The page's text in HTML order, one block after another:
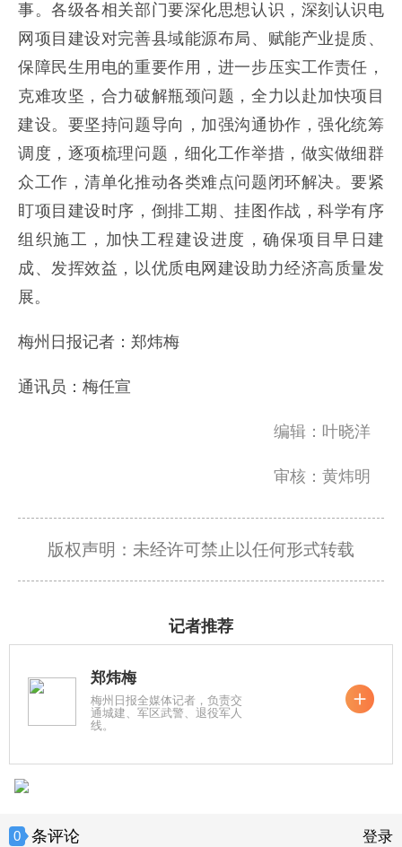
事。各级各相关部门要深化思想认识，深刻认识电
网项目建设对完善县域能源布局、赋能产业提质、
保障民生用电的重要作用，进一步压实工作责任，
克难攻坚，合力破解瓶颈问题，全力以赴加快项目
建设。要坚持问题导向，加强沟通协作，强化统筹
调度，逐项梳理问题，细化工作举措，做实做细群
众工作，清单化推动各类难点问题闭环解决。要紧
盯项目建设时序，倒排工期、挂图作战，科学有序
组织施工，加快工程建设进度，确保项目早日建
成、发挥效益，以优质电网建设助力经济高质量发
展。
梅州日报记者：郑炜梅
通讯员：梅任宣
编辑：叶晓洋
审核：黄炜明
版权声明：未经许可禁止以任何形式转载
记者推荐
郑炜梅
梅州日报全媒体记者，负责交
通城建、军区武警、退役军人
线。
0 条评论 登录